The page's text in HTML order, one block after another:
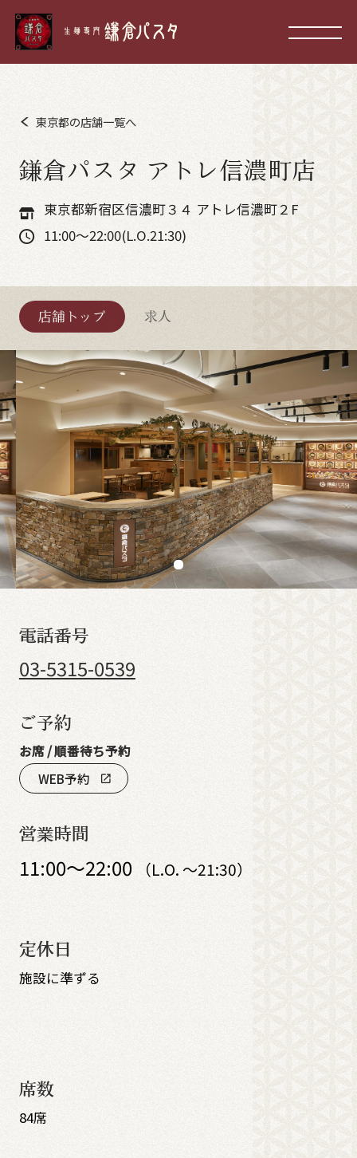
東京都の店舗一覧へ
鎌倉パスタ アトレ信濃町店
東京都新宿区信濃町３４ アトレ信濃町２F
11:00～22:00(L.O.21:30)
店舗トップ 求人
電話番号
03-5315-0539
ご予約
お席 / 順番待ち予約
WEB予約
open_in_new
営業時間
11:00～22:00 （L.O. ～21:30）
定休日
施設に準ずる
席数
84席